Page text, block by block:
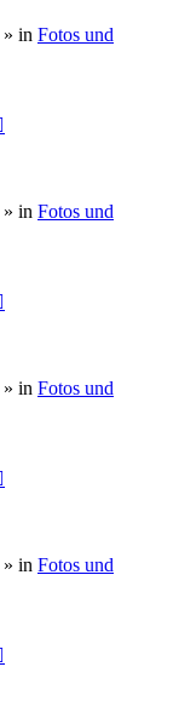
» in Fotos und
» in Fotos und
» in Fotos und
» in Fotos und